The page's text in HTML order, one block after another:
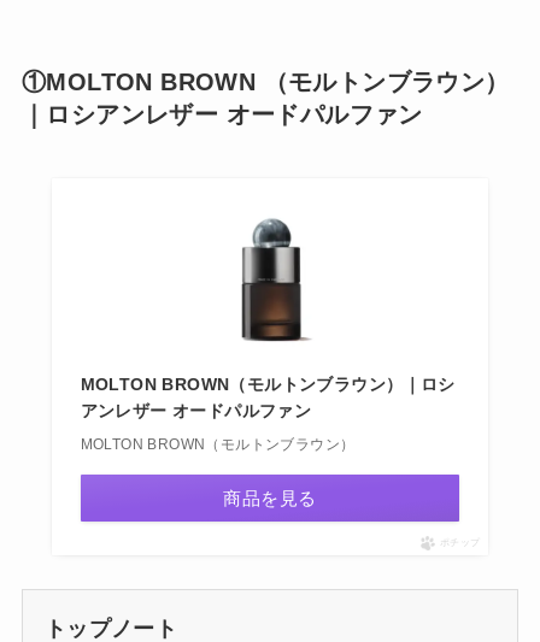
①MOLTON BROWN （モルトンブラウン）
｜ロシアンレザー オードパルファン
MOLTON BROWN（モルトンブラウン）｜ロシ
アンレザー オードパルファン
MOLTON BROWN（モルトンブラウン）
商品を見る
ポチップ
トップノート